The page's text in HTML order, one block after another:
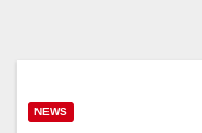
NEWS